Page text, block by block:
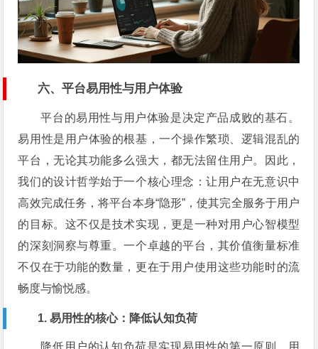
六、平台易用性与用户体验
平台的易用性与用户体验是决定产品成败的基石。
易用性是用户体验的根基，一个操作繁琐、逻辑混乱的
平台，无论其功能多么强大，都无法留住用户。因此，
我们的设计哲学始于一个核心理念：让用户在无意识中
高效完成任务，将平台本身“隐形”，使其完全服务于用户
的目标。这不仅是技术实现，更是一种对用户心智模型
的深刻洞察与尊重。一个卓越的平台，其价值衡量标准
不仅在于功能的数量，更在于用户使用这些功能时的流
畅度与愉悦感。
1. 易用性的核心：降低认知负荷
降低用户的认知负荷是实现易用性的第一原则。用